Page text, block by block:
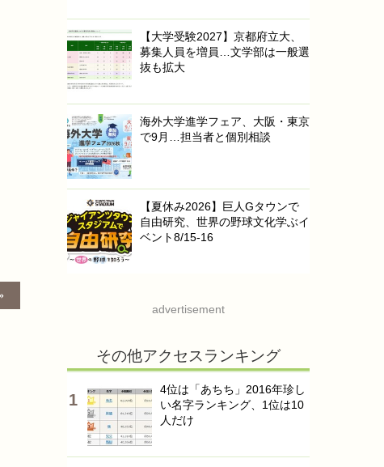
【大学受験2027】京都府立大、
募集人員を増員…文学部は一般選
抜も拡大
海外大学進学フェア、大阪・東京
で9月…担当者と個別相談
【夏休み2026】巨人Gタウンで
自由研究、世界の野球文化学ぶイ
ベント8/15-16
advertisement
その他アクセスランキング
4位は「あちち」2016年珍し
い名字ランキング、1位は10
人だけ